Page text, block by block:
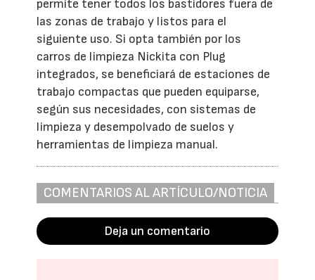
permite tener todos los bastidores fuera de
las zonas de trabajo y listos para el
siguiente uso. Si opta también por los
carros de limpieza Nickita con Plug
integrados, se beneficiará de estaciones de
trabajo compactas que pueden equiparse,
según sus necesidades, con sistemas de
limpieza y desempolvado de suelos y
herramientas de limpieza manual.
COMENTARIOS AL ARTÍCULO/NOTICIA
Deja un comentario